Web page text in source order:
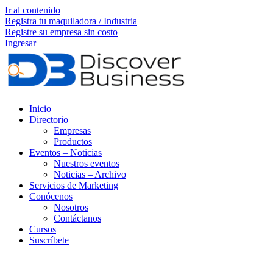
Ir al contenido
Registra tu maquiladora / Industria
Registre su empresa sin costo
Ingresar
Inicio
Directorio
Empresas
Productos
Eventos – Noticias
Nuestros eventos
Noticias – Archivo
Servicios de Marketing
Conócenos
Nosotros
Contáctanos
Cursos
Suscríbete